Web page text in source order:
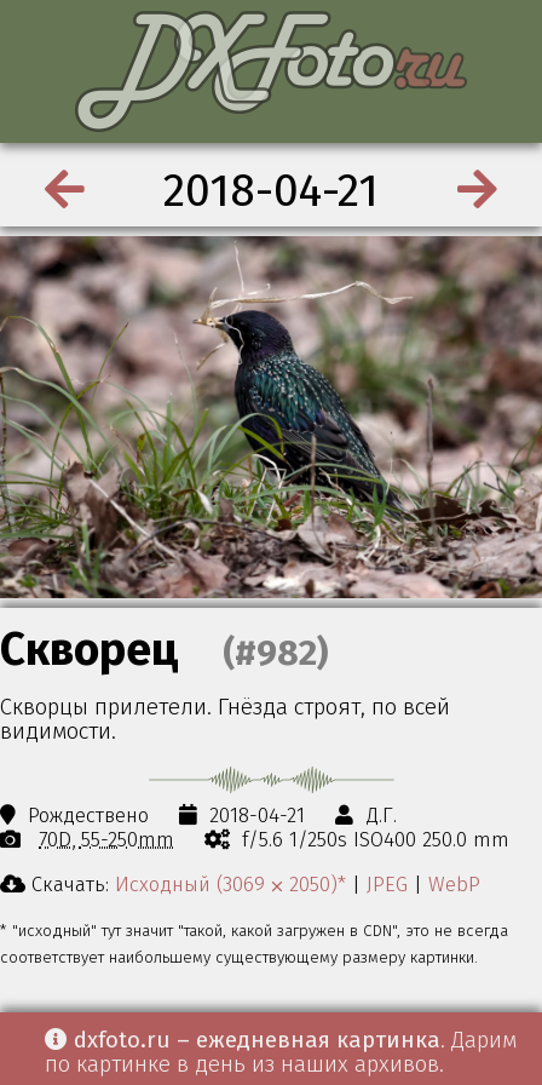
2018-04-21
Скворец (#982)
Скворцы прилетели. Гнёзда строят, по всей
видимости.
Рождествено 2018-04-21
Д.Г.
70D 55-250mm
f/5.6 1/250s ISO400 250.0 mm
Скачать: Исходный (3069 ⨉ 2050)* JPEG WebP
* "исходный" тут значит "такой, какой загружен в CDN", это не всегда
соответствует наибольшему существующему размеру картинки.
dxfoto.ru – ежедневная картинка. Дарим
по картинке в день из наших архивов.